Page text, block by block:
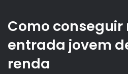
Como
entrada jovem
renda